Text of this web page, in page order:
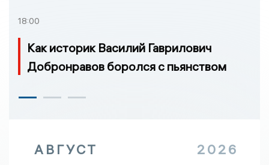
18:00
Как историк Василий Гаврилович
Добронравов боролся с пьянством
АВГУСТ 2026